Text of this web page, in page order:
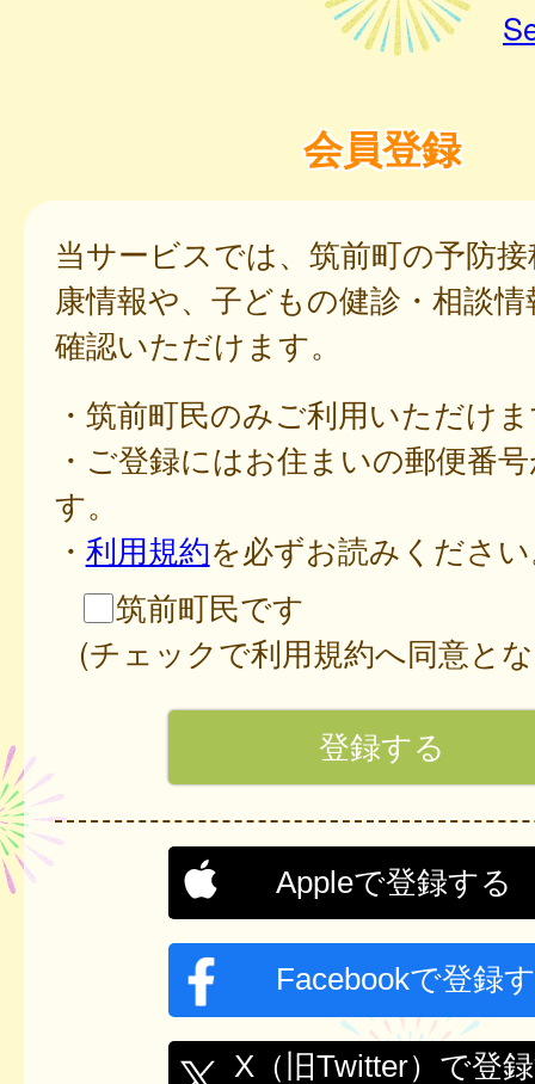
会員登録
当サービスでは、筑前町の予防
康情報や、子どもの健診・相談
確認いただけます。
・筑前町民のみご利用いただけ
・ご登録にはお住まいの郵便番
す。
・ 利用規約を必ずお読みくださ
筑前町民です
(チェックで利用規約へ同意と
Appleで登録する
Facebookで登録
X（旧Twitter）で登